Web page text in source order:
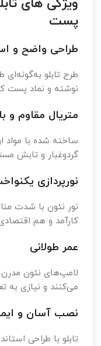
پست
طراحی واضح و
طرح تابلو
نوشته و نماد پست
متریال مقاوم و
ساخته شده با مواد
گردوغبار و تابش
نورپردازی
نور نئون با شدت
کارآمد و هم
عمر طولانی
لامپ‌های نئون
می‌کنند و نیازی به
نصب آسان و
تابلو با طراحی